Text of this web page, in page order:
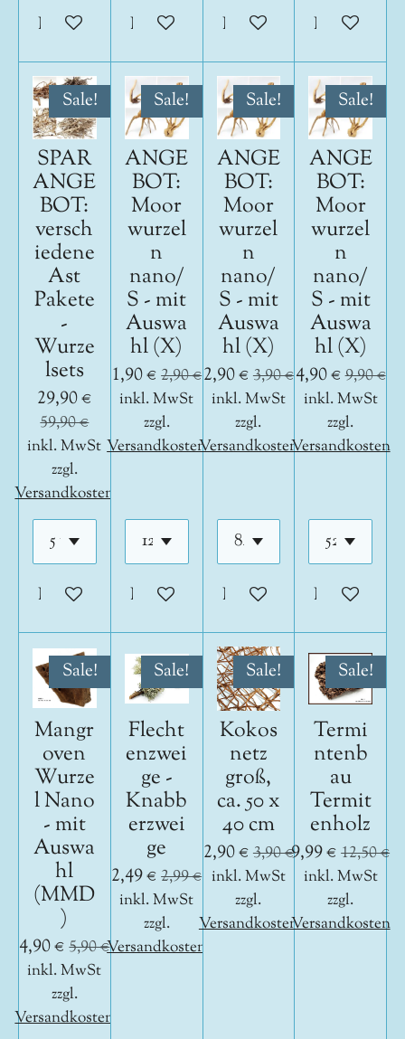
In den WarenkorbIn den WarenkorbIn den Warenkorb
In den
Sale!
SPAR
ANGE
BOT:
versch
iedene
Ast
Pakete
-
Wurze
lsets
29,90 €
59,90 €
inkl. MwSt
zzgl.
Versandkosten
In den Warenkorb
Sale!
ANGE
BOT:
Moor
wurzel
n
nano/
S - mit
Auswa
hl (X)
1,90 € 2,90 €
inkl. MwSt
zzgl.
Versandkosten
In den Warenkorb
Sale!
ANGE
BOT:
Moor
wurzel
n
nano/
S - mit
Auswa
hl (X)
2,90 € 3,90 €
inkl. MwSt
zzgl.
Versandkosten
In den Warenkorb
Sale!
ANGE
BOT:
Moor
wurzel
n
nano/
S - mit
Auswa
hl (X)
4,90 €9,90 €
inkl. MwSt
zzgl.
Versandkosten
In den
Sale!
Mangr
oven
Wurze
l Nano
- mit
Auswa
hl
(MMD
)
4,90 € 5,90 €
inkl. MwSt
zzgl.
Versandkosten
Sale!
Flecht
enzwei
ge -
Knabb
erzwei
ge
2,49 € 2,99 €
inkl. MwSt
zzgl.
Versandkosten
Sale!
Kokos
netz
groß,
ca. 50 x
40 cm
2,90 € 3,90 €
inkl. MwSt
zzgl.
Versandkosten
Sale!
Termi
ntenb
au
Termit
enholz
9,99 € 12,50 €
inkl. MwSt
zzgl.
Versandkosten